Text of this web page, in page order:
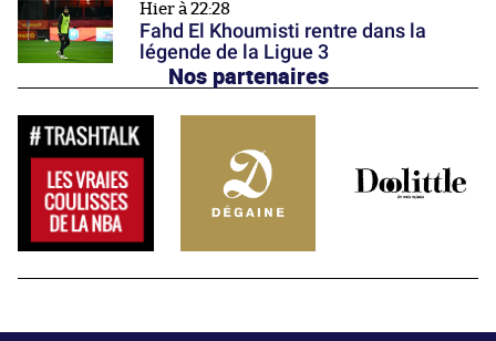
Hier à 22:28
Fahd El Khoumisti rentre dans la
légende de la Ligue 3
Nos partenaires